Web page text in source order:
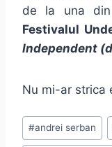
de la una
Festivalul
Independent
Nu mi-ar strica
Post
Tags:
#andrei serban